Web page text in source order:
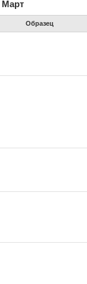
Март
Образец